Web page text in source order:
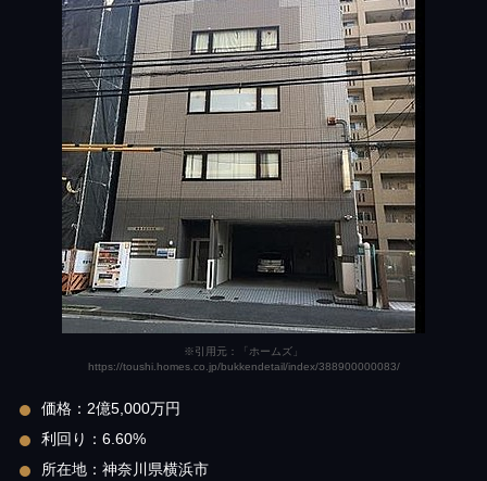
※引用元：「ホームズ」
https://toushi.homes.co.jp/bukkendetail/index/388900000083/
価格：2億5,000万円
利回り：6.60%
所在地：神奈川県横浜市